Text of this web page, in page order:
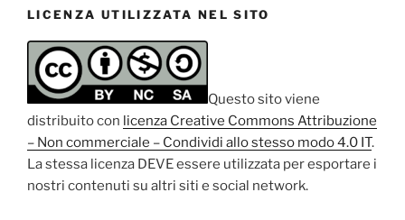
LICENZA UTILIZZATA NEL SITO
Questo sito viene
distribuito con licenza Creative Commons Attribuzione
– Non commerciale – Condividi allo stesso modo 4.0 IT.
La stessa licenza DEVE essere utilizzata per esportare i
nostri contenuti su altri siti e social network.